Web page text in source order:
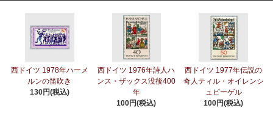
西ドイツ 1978年ハーメ
ルンの笛吹き
130円(税込)
西ドイツ 1976年詩人ハ
ンス・ザックス没後400
年
100円(税込)
西ドイツ 1977年伝説の
奇人ティル・オイレンシ
ュピーゲル
100円(税込)